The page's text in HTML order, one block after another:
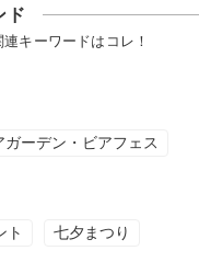
ド
キーワードはコレ！
ガーデン・ビアフェス
ト 七夕まつり